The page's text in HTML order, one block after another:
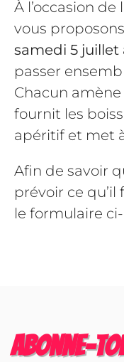
À l’occasion
vous
samedi 5 juillet
passer
Chacun
fournit les
apéritif et met
Afin de savoir
prévoir ce
le formulaire
Abonne-